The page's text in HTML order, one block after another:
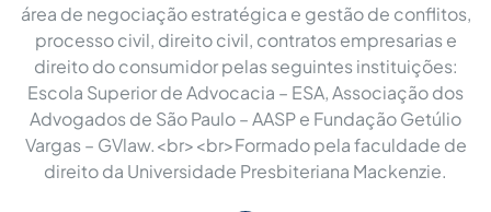
área de negociação estratégica e gestão de conflitos,
processo civil, direito civil, contratos empresarias e
direito do consumidor pelas seguintes instituições:
Escola Superior de Advocacia – ESA, Associação dos
Advogados de São Paulo – AASP e Fundação Getúlio
Vargas – GVlaw.<br><br>Formado pela faculdade de
direito da Universidade Presbiteriana Mackenzie.